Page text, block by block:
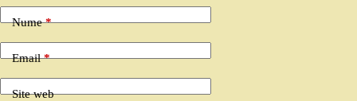
Nume*
Email*
Site web